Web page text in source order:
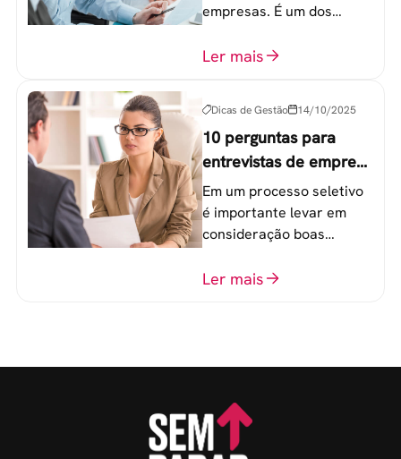
empresas. É um dos
o atingimento das metas
Ler mais
Dicas de Gestão 14/10/2025
10 perguntas para
entrevistas de emprego
que recrutadores não
devem fazer
Em um processo seletivo
é importante levar em
consideração boas
o perfil do profissional e
Ler mais